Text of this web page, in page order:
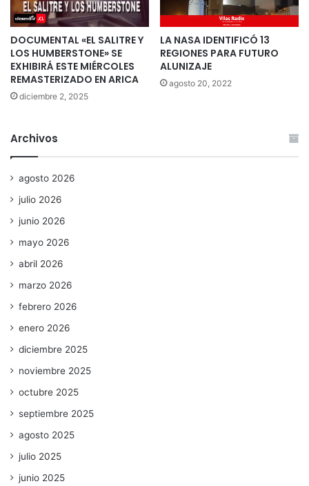
DOCUMENTAL «EL SALITRE Y
LOS HUMBERSTONE» SE
EXHIBIRÁ ESTE MIÉRCOLES
REMASTERIZADO EN ARICA
diciembre 2, 2025
LA NASA IDENTIFICÓ 13
REGIONES PARA FUTURO
ALUNIZAJE
agosto 20, 2022
Archivos
agosto 2026
julio 2026
junio 2026
mayo 2026
abril 2026
marzo 2026
febrero 2026
enero 2026
diciembre 2025
noviembre 2025
octubre 2025
septiembre 2025
agosto 2025
julio 2025
junio 2025